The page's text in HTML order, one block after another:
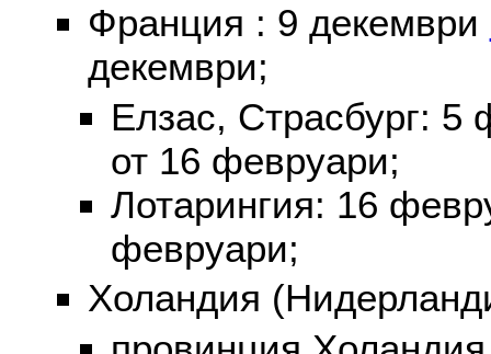
Франция : 9 декември
декември;
Елзас, Страсбург:
от 16 февруари;
Лотарингия: 16
февруари;
Холандия